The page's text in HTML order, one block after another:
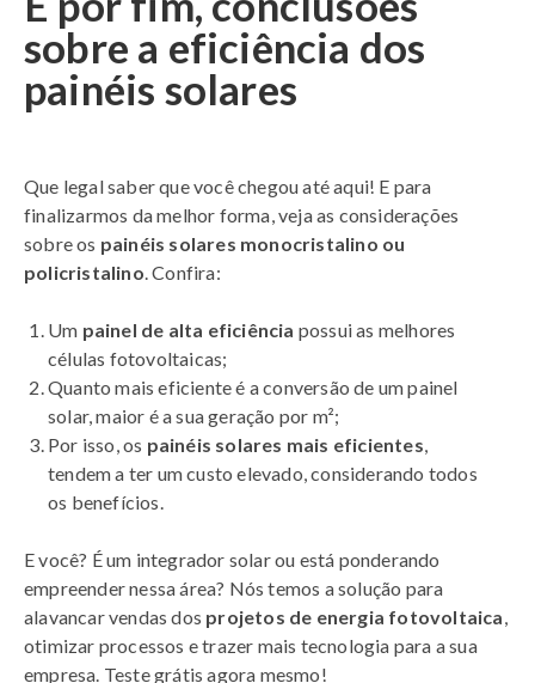
sobre a eficiência dos
painéis solares
Que legal saber que você chegou até aqui! E para
finalizarmos da melhor forma, veja as considerações
sobre os painéis solares monocristalino ou
policristalino. Confira:
Um painel de alta eficiência possui as melhores
células fotovoltaicas;
Quanto mais eficiente é a conversão de um painel
solar, maior é a sua geração por m²;
Por isso, os painéis solares mais eficientes,
tendem a ter um custo elevado, considerando todos
os benefícios.
E você? É um integrador solar ou está ponderando
empreender nessa área? Nós temos a solução para
alavancar vendas dos projetos de energia fotovoltaica,
otimizar processos e trazer mais tecnologia para a sua
empresa. Teste grátis agora mesmo!